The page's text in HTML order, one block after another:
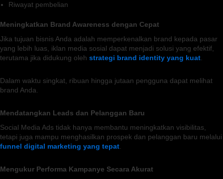
Riwayat pembelian
Meningkatkan Brand Awareness dengan Cepat
Jika tujuan bisnis Anda adalah memperkenalkan brand kepada pasar
yang lebih luas, iklan media sosial dapat menjadi solusi yang efektif,
terutama jika didukung oleh strategi brand identity yang kuat.
Dalam waktu singkat, ribuan hingga jutaan pengguna dapat melihat
brand Anda.
Mendatangkan Leads dan Pelanggan Baru
Social Media Ads tidak hanya membantu meningkatkan visibilitas,
tetapi juga mampu menghasilkan prospek dan pelanggan baru melalui
funnel digital marketing yang tepat
Mengukur Performa Kampanye Secara Akurat